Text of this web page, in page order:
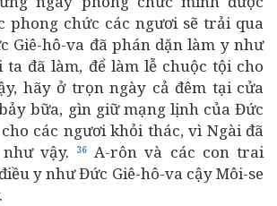
phong chức các ngươi sẽ trải qua
Giê-hô-va đã phán dặn làm y như
ta đã làm, để làm lễ chuộc tội cho
hãy ở trọn ngày cả đêm tại cửa
bữa, gìn giữ mạng lịnh của Đức
các ngươi khỏi thác, vì Ngài đã
vậy.
36 A-rôn và các con trai
y như Đức Giê-hô-va cậy Môi-se